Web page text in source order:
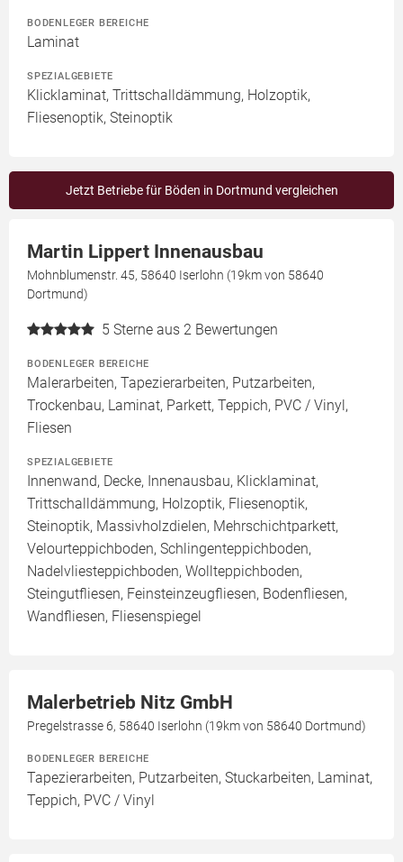
BODENLEGER BEREICHE
Laminat
SPEZIALGEBIETE
Klicklaminat, Trittschalldämmung, Holzoptik,
Fliesenoptik, Steinoptik
Jetzt Betriebe für Böden in Dortmund vergleichen
Martin Lippert Innenausbau
Mohnblumenstr. 45, 58640 Iserlohn (19km von 58640
Dortmund)
5 Sterne aus 2 Bewertungen
BODENLEGER BEREICHE
Malerarbeiten, Tapezierarbeiten, Putzarbeiten,
Trockenbau, Laminat, Parkett, Teppich, PVC / Vinyl,
Fliesen
SPEZIALGEBIETE
Innenwand, Decke, Innenausbau, Klicklaminat,
Trittschalldämmung, Holzoptik, Fliesenoptik,
Steinoptik, Massivholzdielen, Mehrschichtparkett,
Velourteppichboden, Schlingenteppichboden,
Nadelvliesteppichboden, Wollteppichboden,
Steingutfliesen, Feinsteinzeugfliesen, Bodenfliesen,
Wandfliesen, Fliesenspiegel
Malerbetrieb Nitz GmbH
Pregelstrasse 6, 58640 Iserlohn (19km von 58640 Dortmund)
BODENLEGER BEREICHE
Tapezierarbeiten, Putzarbeiten, Stuckarbeiten, Laminat,
Teppich, PVC / Vinyl